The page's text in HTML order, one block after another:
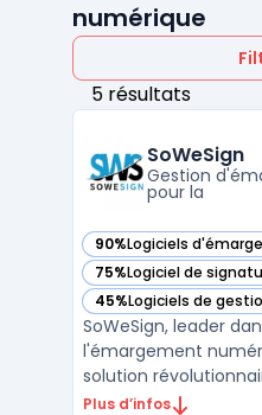
numérique
5 résultats
SoWeSign
Gestion
pour la
90%Logiciels
— voir SoWeSign
75%Logiciel de
— voir SoWeSign
45%Logiciels de
— voir SoWeSign
SoWeSign, leader
l'émargement
solution
et les organismes
Plus d’infos